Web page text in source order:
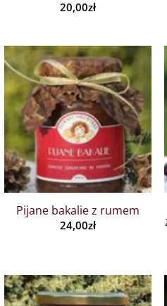
20,00zł
Pijane bakalie z rumem
24,00zł